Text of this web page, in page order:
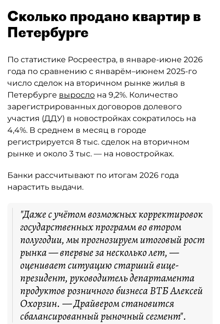
Сколько продано квартир в
Петербурге
По статистике Росреестра, в январе-июне 2026
года по сравнению с январём–июнем 2025-го
число сделок на вторичном рынке жилья в
Петербурге выросло на 9,2%. Количество
зарегистрированных договоров долевого
участия (ДДУ) в новостройках сократилось на
4,4%. В среднем в месяц в городе
регистрируется 8 тыс. сделок на вторичном
рынке и около 3 тыс. — на новостройках.
Банки рассчитывают по итогам 2026 года
нарастить выдачи.
"Даже с учётом возможных корректировок
государственных программ во втором
полугодии, мы прогнозируем итоговый рост
рынка — впервые за несколько лет, —
оценивает ситуацию старший вице-
президент, руководитель департамента
продуктов розничного бизнеса ВТБ Алексей
Охорзин. — Драйвером становится
сбалансированный рыночный сегмент".